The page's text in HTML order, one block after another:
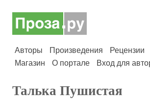
Авторы Произведения Рецензии
Магазин
О портале Вход для
Талька Пушистая